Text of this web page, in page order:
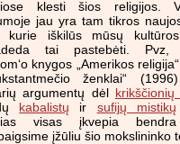
klesti šios religijos.
jau yra tam tikros
kurie iškilūs mūsų
tai pastebėti. Pvz,
knygos „Amerikos
ženklai“
argumentų dėl krikščionių
kabalistų ir sufijų mistikų
visas įkvepia bendra
įžūliu šio mokslininko